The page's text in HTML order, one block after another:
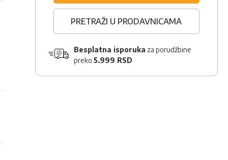
PRETRAŽI U PRODAVNICAMA
Besplatna isporuka za porudžbine
preko 5.999 RSD